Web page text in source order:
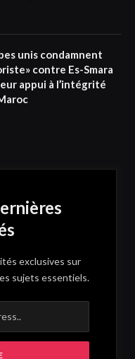
unis condamnent
contre Es-Smara
appui à l’intégrité
exclusives sur
sujets essentiels.